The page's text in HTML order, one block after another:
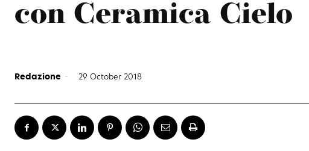
con Ceramica Cielo
Redazione - 29 October 2018